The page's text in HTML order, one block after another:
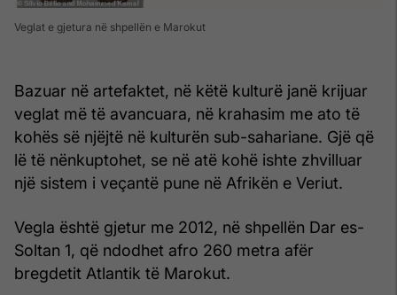
Veglat e gjetura në shpellën e Marokut
Bazuar në artefaktet, në këtë kulturë janë krijuar
veglat më të avancuara, në krahasim me ato të
kohës së njëjtë në kulturën sub-sahariane. Gjë që
lë të nënkuptohet, se në atë kohë ishte zhvilluar
një sistem i veçantë pune në Afrikën e Veriut.
Vegla është gjetur me 2012, në shpellën Dar es-
Soltan 1, që ndodhet afro 260 metra afër
bregdetit Atlantik të Marokut.